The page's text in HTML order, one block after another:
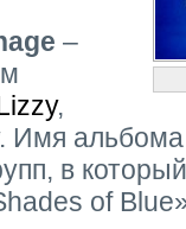
–
,
альбома
в
of